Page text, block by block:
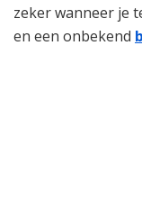
zeker wanneer je
en een onbekend